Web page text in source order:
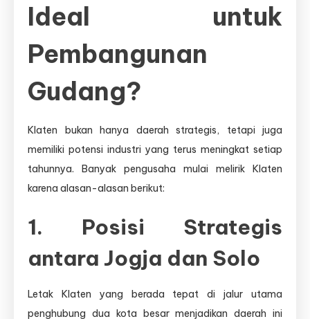
Ideal untuk
Pembangunan
Gudang?
Klaten bukan hanya daerah strategis, tetapi juga
memiliki potensi industri yang terus meningkat setiap
tahunnya. Banyak pengusaha mulai melirik Klaten
karena alasan-alasan berikut:
1. Posisi Strategis
antara Jogja dan Solo
Letak Klaten yang berada tepat di jalur utama
penghubung dua kota besar menjadikan daerah ini